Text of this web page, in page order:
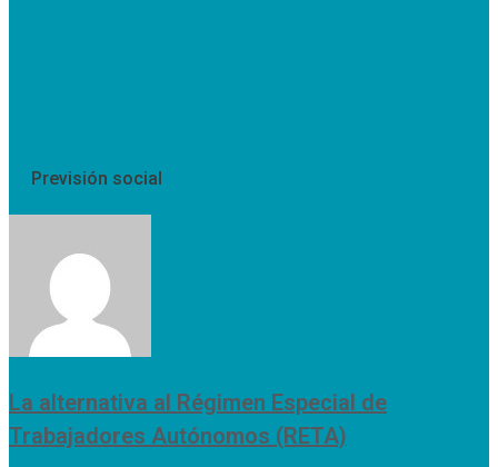
Previsión social
La alternativa al Régimen Especial de
Trabajadores Autónomos (RETA)